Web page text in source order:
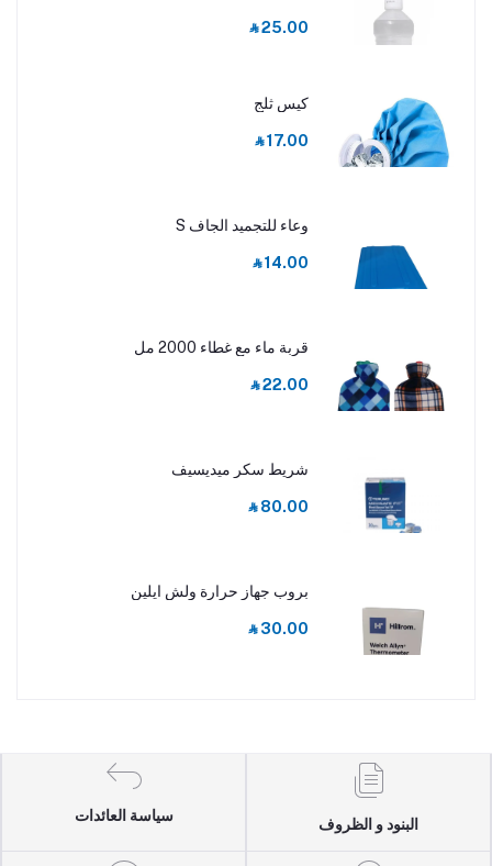
‎⃁ 25.00
كيس ثلج
‎⃁ 17.00
وعاء للتجميد الجاف S
‎⃁ 14.00
قربة ماء مع غطاء 2000 مل
‎⃁ 22.00
شريط سكر ميديسيف
‎⃁ 80.00
بروب جهاز حرارة ولش ايلين
‎⃁ 30.00
البنود و الظروف
سياسة العائدات